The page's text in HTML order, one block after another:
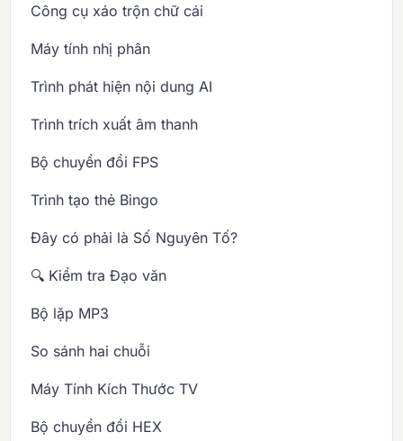
Công cụ xáo trộn chữ cái
Máy tính nhị phân
Trình phát hiện nội dung AI
Trình trích xuất âm thanh
Bộ chuyển đổi FPS
Trình tạo thẻ Bingo
Đây có phải là Số Nguyên Tố?
🔍 Kiểm tra Đạo văn
Bộ lặp MP3
So sánh hai chuỗi
Máy Tính Kích Thước TV
Bộ chuyển đổi HEX